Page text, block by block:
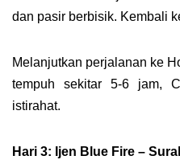
dan pasir berbisik. Kembali
Melanjutkan perjalanan ke
tempuh sekitar 5-6 jam,
istirahat.
Hari 3: Ijen Blue Fire –